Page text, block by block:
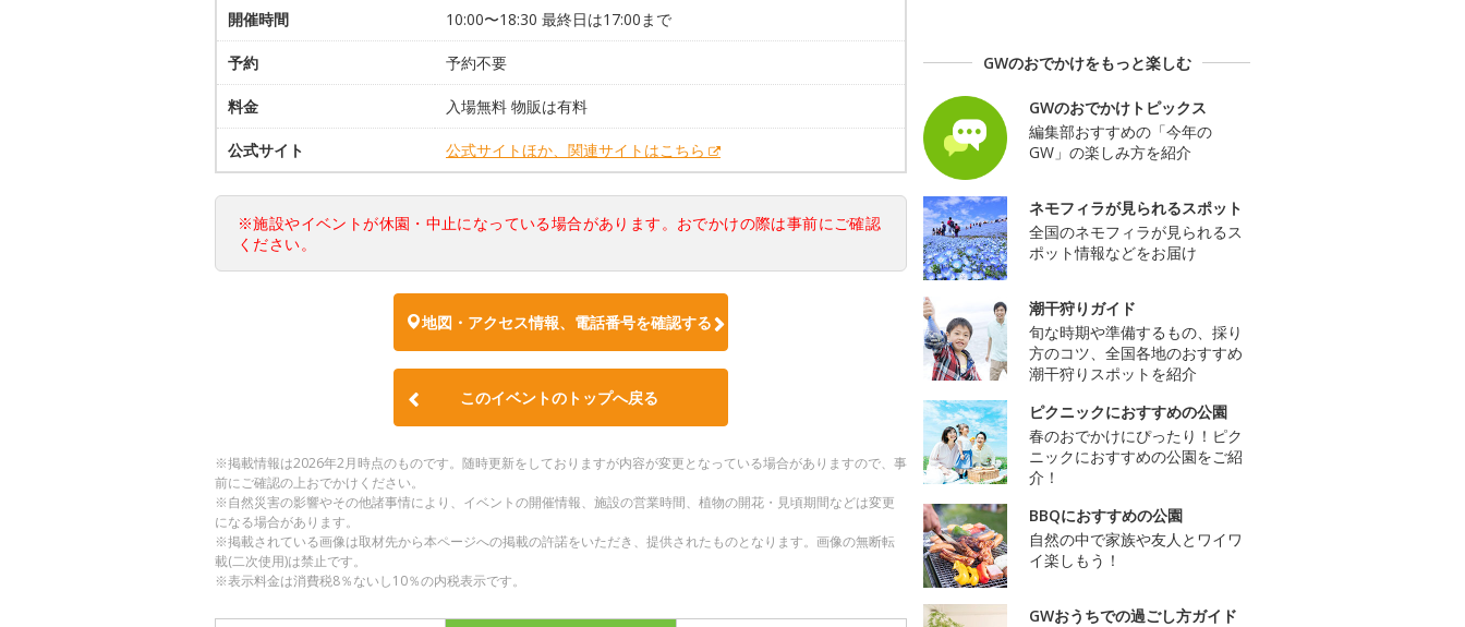
開催時間 10:00〜18:30 最終日は17:00まで
予約 予約不要
料金 入場無料 物販は有料
公式サイト 公式サイトほか、関連サイトはこちら
※施設やイベントが休園・中止になっている場合があります。おでかけの際は事前にご確認
ください。
地図・アクセス情報、電話番号を確認する
このイベントのトップへ戻る
※掲載情報は2026年2月時点のものです。随時更新をしておりますが内容が変更となっている場合がありますので、事
前にご確認の上おでかけください。
※自然災害の影響やその他諸事情により、イベントの開催情報、施設の営業時間、植物の開花・見頃期間などは変更
になる場合があります。
※掲載されている画像は取材先から本ページへの掲載の許諾をいただき、提供されたものとなります。画像の無断転
載(二次使用)は禁止です。
※表示料金は消費税8％ないし10％の内税表示です。
GWのおでかけをもっと楽しむ
GWのおでかけトピックス
編集部おすすめの「今年の
GW」の楽しみ方を紹介
ネモフィラが見られるスポット
全国のネモフィラが見られるス
ポット情報などをお届け
潮干狩りガイド
旬な時期や準備するもの、採り
方のコツ、全国各地のおすすめ
潮干狩りスポットを紹介
ピクニックにおすすめの公園
春のおでかけにぴったり！ピク
ニックにおすすめの公園をご紹
介！
BBQにおすすめの公園
自然の中で家族や友人とワイワ
イ楽しもう！
GWおうちでの過ごし方ガイド